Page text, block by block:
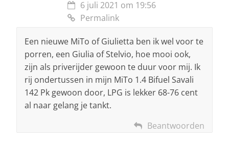
6 juli 2021 om 19:56
Permalink
Een nieuwe MiTo of Giulietta ben ik wel voor te
porren, een Giulia of Stelvio, hoe mooi ook,
zijn als priverijder gewoon te duur voor mij. Ik
rij ondertussen in mijn MiTo 1.4 Bifuel Savali
142 Pk gewoon door, LPG is lekker 68-76 cent
al naar gelang je tankt.
Beantwoorden